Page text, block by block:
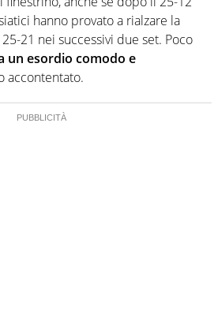
hanno provato a rialzare la
21 nei successivi due set. Poco
un esordio comodo e
accontentato.